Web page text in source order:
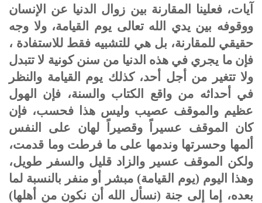
آيات، فعلينا المقارنة بين زوال الدنيا عن الإنسان
ووقوفه بين يدي الله تعالى يوم القيامة، ولا وجه
حقيقي للمقارنة، بل هي للتشبيه فقط للاستفادة ،
فإن ما يجري في هذه الدنيا من سنن كونية لا تتبدل
ولا تتغير من أجل أحد، كذلك يوم القيامة والنظر
في أحداثه من واقع الكتاب والسنة، فإن الهول
عظيم والموقف عصيب وليس هذا فحسب، فإن
كان الموقف عسيراً وقصيراً لهان على النفس
ألمها وحسرتها وندمها على ما فرطت وما قدمت،
ولكن الموقف عسير والزاد قليل والسفر طويل،
وهذا اليوم (يوم القيامة) مبشر أو منفر بالنسبة لما
بعده، إما إلى جنة (نسأل الله أن نكون من أهلها)